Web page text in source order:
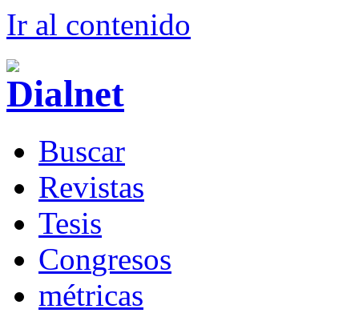
Ir al contenido
Buscar
Revistas
Tesis
Congresos
métricas